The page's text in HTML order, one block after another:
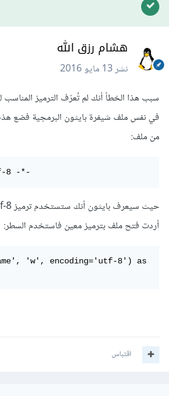
هشام رزق الله
نشر13 مايو 2016
سبب هذا الخطأ أنك لم تُعرّف الترميز المناسب
في نفس ملف شيفرة بايثون البرمجية فضع هذه
من ملف:
8 -*-
أردت فتح ملف بترميز معين فاستخدم السطر:
'w', encoding='utf-8') as
اقتباس